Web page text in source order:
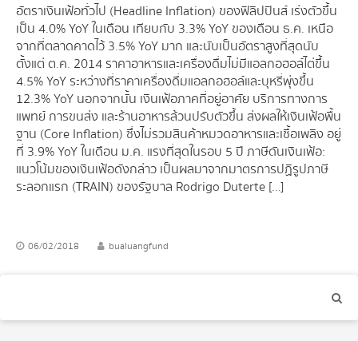
อัตราเงินเฟ้อทั่วไป (Headline Inflation) ของฟิลิปปินส์ เร่งตัวขึ้น
เป็น 4.0% YoY ในเดือน เทียบกับ 3.3% YoY ของเดือน ธ.ค. เหนือ
จากที่ตลาดคาดไว้ 3.5% YoY มาก และนับเป็นอัตราสูงที่สุดนับ
ตั้งแต่ ต.ค. 2014 ราคาอาหารและเครื่องดื่มไม่มีแอลกอฮอล์ไต่ขึ้น
4.5% YoY ระหว่างที่ราคาเครื่องดื่มแอลกอฮอล์และบุหรี่พุ่งขึ้น
12.3% YoY นอกจากนั้น เงินเฟ้อภาคที่อยู่อาศัย บริการทางการ
แพทย์ การขนส่ง และร้านอาหารล้วนปรับตัวขึ้น ส่งผลให้เงินเฟ้อพื้น
ฐาน (Core Inflation) ซึ่งไม่รวมสินค้าหมวดอาหารและเชื้อเพลิง อยู่
ที่ 3.9% YoY ในเดือน ม.ค. แรงที่สุดในรอบ 5 ปี ภาษีดันเงินเฟ้อ:
แนวโน้มของเงินเฟ้อดังกล่าว เป็นผลมาจากมาตรการปฏิรูปภาษี
ระลอกแรก (TRAIN) ของรัฐบาล Rodrigo Duterte […]
06/02/2018 bualuangfund